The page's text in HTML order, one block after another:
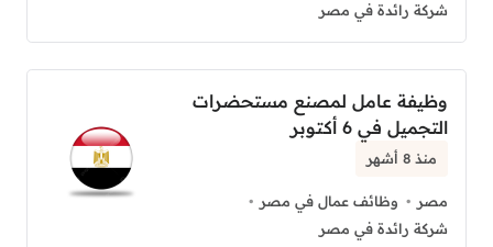
شركة رائدة في مصر
وظيفة عامل لمصنع مستحضرات
التجميل في 6 أكتوبر
منذ 8 أشهر
مصر
وظائف عمال في مصر
شركة رائدة في مصر